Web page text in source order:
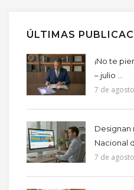
ÚLTIMAS
¡No te
– julio ...
7 de
Nacional
7 de